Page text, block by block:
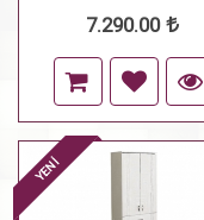
7.290.00
YENİ